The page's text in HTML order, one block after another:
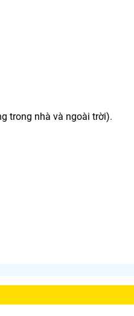
trong nhà và ngoài trời).